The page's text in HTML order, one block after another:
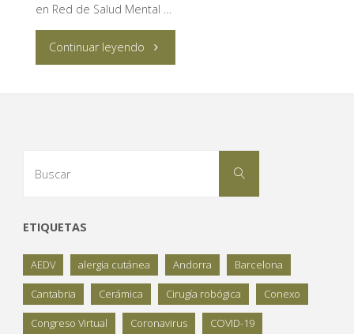
en Red de Salud Mental …
Continuar leyendo "Éxito
Psiquiatría"
Buscar
ETIQUETAS
AEDV alergia cutánea Andorra Barcelona
Cantabria Cerámica Cirugía robógica Conexo
Congreso Virtual Coronavirus COVID-19